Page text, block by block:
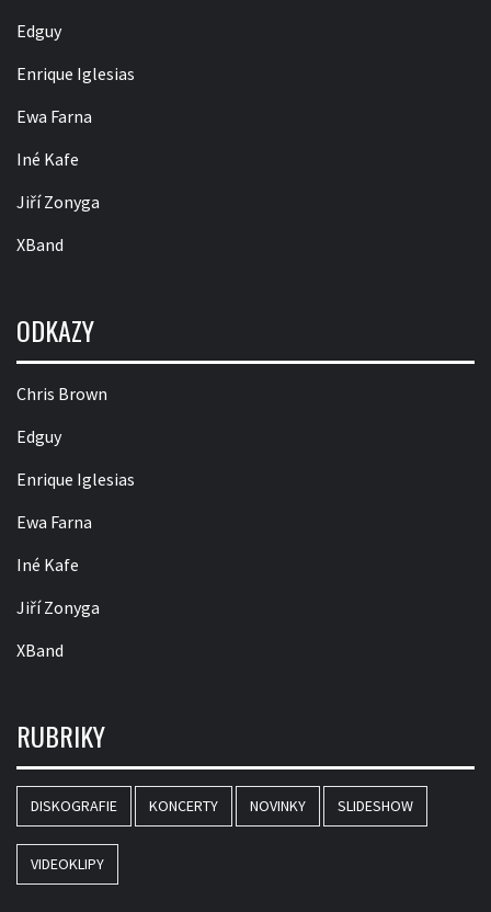
Edguy
Enrique Iglesias
Ewa Farna
Iné Kafe
Jiří Zonyga
XBand
ODKAZY
Chris Brown
Edguy
Enrique Iglesias
Ewa Farna
Iné Kafe
Jiří Zonyga
XBand
RUBRIKY
DISKOGRAFIE KONCERTY NOVINKY SLIDESHOW
VIDEOKLIPY